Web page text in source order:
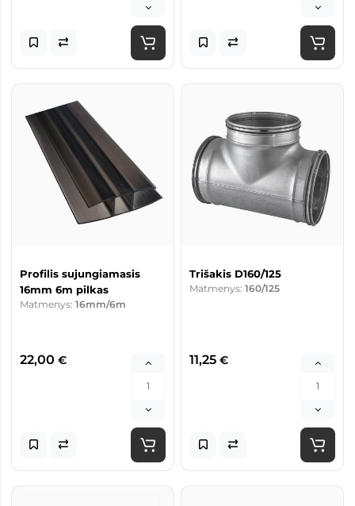
Profilis sujungiamasis
16mm 6m pilkas
Matmenys: 16mm/6m
22,00 €
Trišakis D160/125
Matmenys: 160/125
11,25 €